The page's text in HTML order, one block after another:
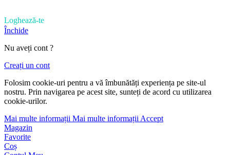
Loghează-te
Închide
Nu aveți cont ?
Creați un cont
Folosim cookie-uri pentru a vă îmbunătăți experiența pe site-ul
nostru. Prin navigarea pe acest site, sunteți de acord cu utilizarea
cookie-urilor.
Mai multe informații Mai multe informațiiAccept
Magazin
Favorite
Coș